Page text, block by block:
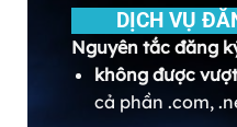
DỊCH VỤ
Nguyên tắc đăng
không được
cả phần .com,